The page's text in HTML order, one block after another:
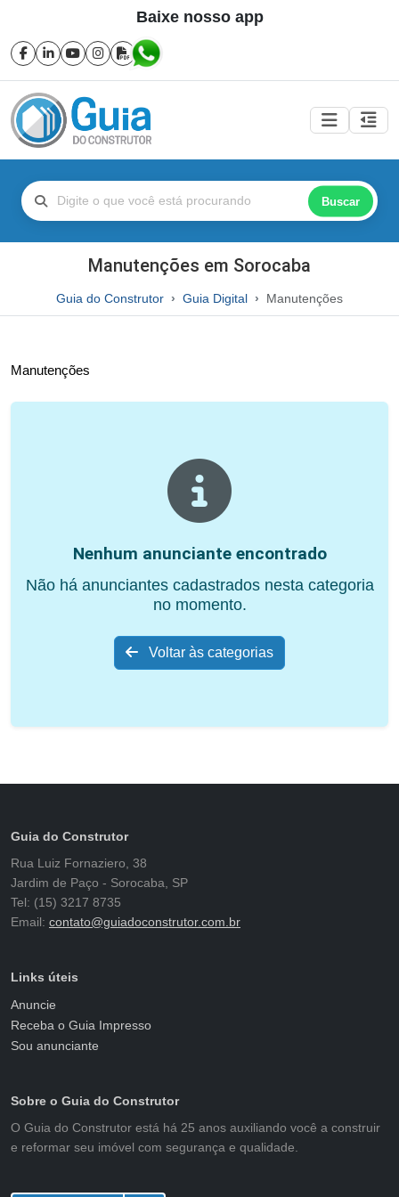
Baixe nosso app
Buscar
Manutenções em Sorocaba
Guia do Construtor Guia Digital Manutenções
Manutenções
Nenhum anunciante encontrado
Não há anunciantes cadastrados nesta categoria
no momento.
Voltar às categorias
Guia do Construtor
Rua Luiz Fornaziero, 38
Jardim de Paço - Sorocaba, SP
Tel: (15) 3217 8735
Email: contato@guiadoconstrutor.com.br
Links úteis
Anuncie
Receba o Guia Impresso
Sou anunciante
Sobre o Guia do Construtor
O Guia do Construtor está há 25 anos auxiliando você a construir
e reformar seu imóvel com segurança e qualidade.